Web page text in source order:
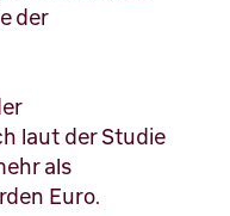
der
laut der Studie
als
Euro.